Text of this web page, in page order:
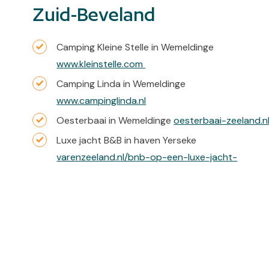
Zuid-Beveland
Camping Kleine Stelle in Wemeldinge
www.kleinstelle.com
Camping Linda in Wemeldinge
www.campinglinda.nl
Oesterbaai in Wemeldingeoesterbaai-
Luxe jacht B&B in haven Yerseke
varenzeeland.nl/bnb-op-een-luxe-jacht-